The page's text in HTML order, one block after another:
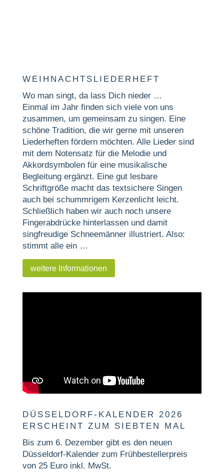
WEIHNACHTSLIEDERHEFT
Wo man singt, da lass Dich nieder …
Einmal im Jahr finden sich viele von uns
zusammen, um gemeinsam zu singen. Eine
schöne Tradition, die wir gerne mit unseren
Liederheften fördern möchten. Alle Lieder sind
mit dem Notensatz für die Melodie und
Akkordsymbolen für eine musikalische
Begleitung ergänzt. Eine gut lesbare
Schriftgröße macht das textsichere Singen
auch bei schummrigem Kerzenlicht leicht.
Schließlich haben wir auch noch unsere
Fingerabdrücke hinterlassen und damit
singfreudige Schneemänner illustriert. Also:
stimmt alle ein …
weitere Informationen
DÜSSELDORF-KALENDER 2026
ERSCHEINT ZUM SIEBTEN MAL
Bis zum 6. Dezember gibt es den neuen
Düsseldorf-Kalender zum Frühbestellerpreis
von 25 Euro inkl. MwSt.